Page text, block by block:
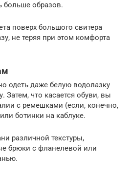
больше образов.
поверх большого свитера
не теряя при этом комфорта
одеть даже белую водолазку
Затем, что касается обуви, вы
с ремешками (если, конечно,
ботинки на каблуке.
различной текстуры,
брюки с фланелевой или